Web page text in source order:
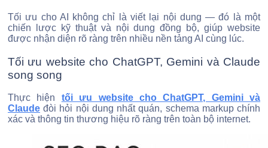
Tối ưu cho AI không chỉ là viết lại nội dung — đó là một
chiến lược kỹ thuật và nội dung đồng bộ, giúp website
được nhận diện rõ ràng trên nhiều nền tảng AI cùng lúc.
Tối ưu website cho ChatGPT, Gemini và Claude
song song
Thực hiện tối ưu website cho ChatGPT, Gemini và
Claude đòi hỏi nội dung nhất quán, schema markup chính
xác và thông tin thương hiệu rõ ràng trên toàn bộ internet.